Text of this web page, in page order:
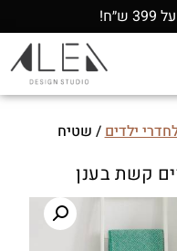
ילדים/ שטיח
קשת בענן